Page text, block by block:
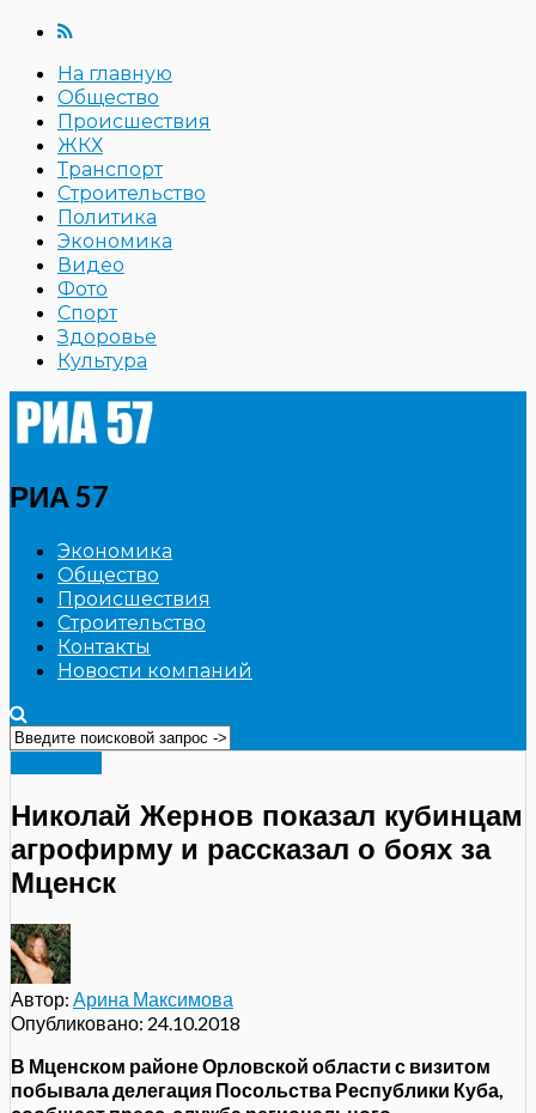
На главную
Общество
Происшествия
ЖКХ
Транспорт
Строительство
Политика
Экономика
Видео
Фото
Спорт
Здоровье
Культура
РИА 57
Экономика
Общество
Происшествия
Строительство
Контакты
Новости компаний
Николай Жернов показал кубинцам
агрофирму и рассказал о боях за
Мценск
Автор: Арина Максимова
Опубликовано: 24.10.2018
В Мценском районе Орловской области с визитом
побывала делегация Посольства Республики Куба,